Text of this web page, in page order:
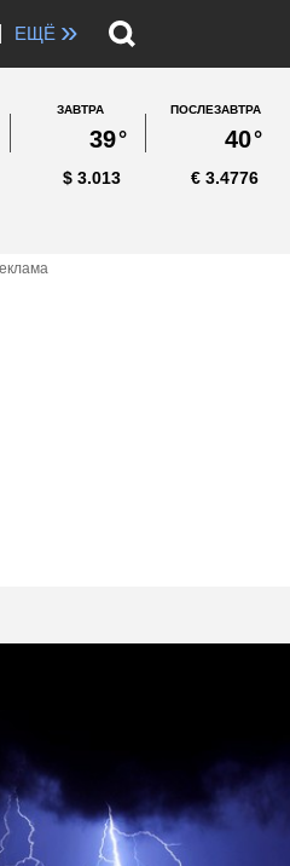
ЕЩЁ »
ЗАВТРА
39°
ПОСЛЕЗАВТРА
40°
3.013
$ 3.4776
€